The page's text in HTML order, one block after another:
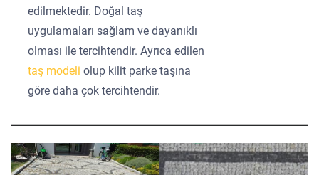
edilmektedir. Doğal taş
uygulamaları sağlam ve dayanıklı
olması ile tercihtendir. Ayrıca edilen
taş modeliolup kilit parke taşına
göre daha çok tercihtendir.